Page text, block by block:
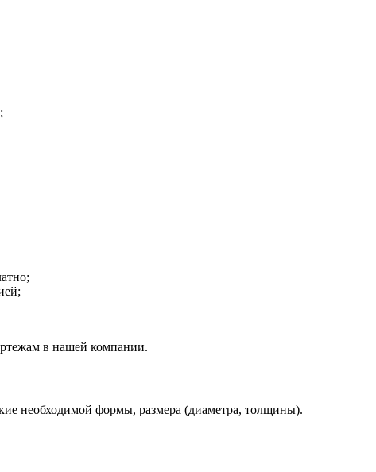
в нашей компании.
необходимой формы, размера (диаметра, толщины).